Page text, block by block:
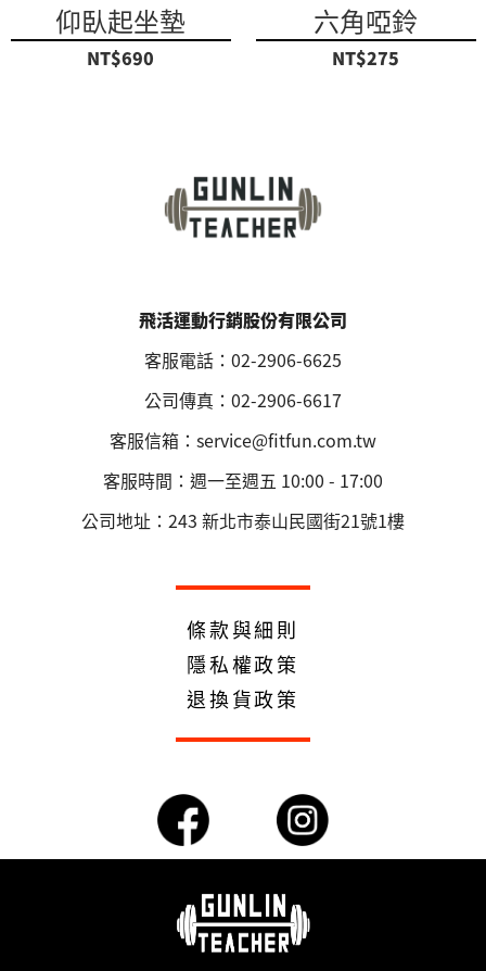
仰臥起坐墊
NT$690
六角啞鈴
NT$275
飛活運動行銷股份有限公司
客服電話：02-2906-6625
公司傳真：02-2906-6617
客服信箱：service@fitfun.com.tw
客服時間：週一至週五 10:00 - 17:00
公司地址：243 新北市泰山民國街21號1樓
條款與細則
隱私權政策
退換貨政策